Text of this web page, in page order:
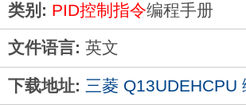
类别: PID控制指令编程手册
文件语言: 英文
下载地址: 三菱 Q13UDEHCPU